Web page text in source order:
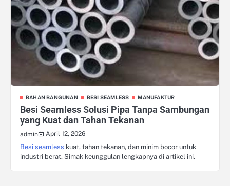
BAHAN BANGUNAN BESI SEAMLESS MANUFAKTUR
Besi Seamless Solusi Pipa Tanpa Sambungan
yang Kuat dan Tahan Tekanan
admin
April 12, 2026
Besi seamless kuat, tahan tekanan, dan minim bocor untuk
industri berat. Simak keunggulan lengkapnya di artikel ini.